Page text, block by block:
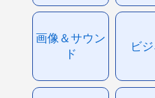
画像＆サウン
ド
ビ